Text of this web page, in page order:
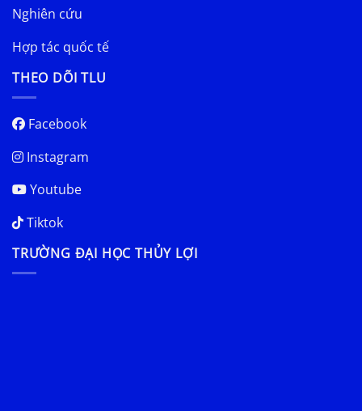
Nghiên cứu
Hợp tác quốc tế
THEO DÕI TLU
Facebook
Instagram
Youtube
Tiktok
TRƯỜNG ĐẠI HỌC THỦY LỢI